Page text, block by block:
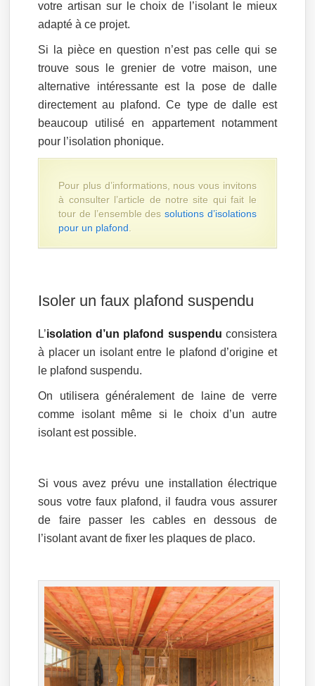
votre artisan sur le choix de l’isolant le mieux
adapté à ce projet.
Si la pièce en question n’est pas celle qui se
trouve sous le grenier de votre maison, une
alternative intéressante est la pose de dalle
directement au plafond. Ce type de dalle est
beaucoup utilisé en appartement notamment
pour l’isolation phonique.
Pour plus d’informations, nous vous invitons
à consulter l’article de notre site qui fait le
tour de l’ensemble des solutions d’isolations
pour un plafond
Isoler un faux plafond suspendu
L’isolation d’un plafond suspendu consistera
à placer un isolant entre le plafond d’origine et
le plafond suspendu.
On utilisera généralement de laine de verre
comme isolant même si le choix d’un autre
isolant est possible.
Si vous avez prévu une installation électrique
sous votre faux plafond, il faudra vous assurer
de faire passer les cables en dessous de
l’isolant avant de fixer les plaques de placo.